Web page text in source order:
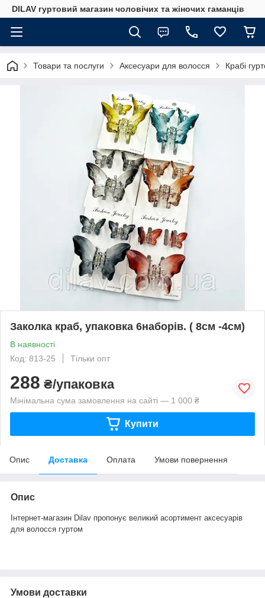
DILAV гуртовий магазин чоловічих та жіночих гаманців
Товари та послуги Аксесуари для волосся Крабі
Заколка краб, упаковка 6наборів. ( 8см -4см)
В наявності
Код: 813-25
Тільки опт
288 ₴/упаковка
Мінімальна сума замовлення на сайті — 1 000 ₴
Купити
Опис Доставка Оплата Умови повернення
Опис
Інтернет-магазин Dilav пропонує великий асортимент аксесуарів
для волосся гуртом
Умови доставки